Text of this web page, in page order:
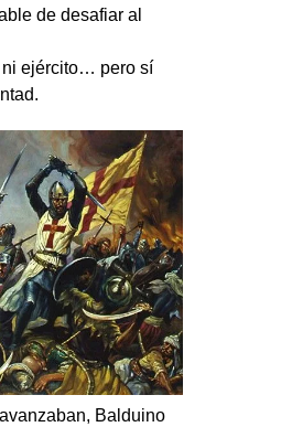
de desafiar al
ni ejército… pero sí
Balduino